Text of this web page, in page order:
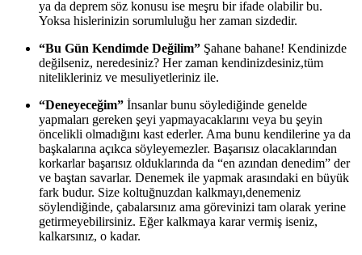
ya da deprem söz konusu ise meşru bir ifade olabilir bu.
Yoksa hislerinizin sorumluluğu her zaman sizdedir.
“Bu Gün Kendimde Değilim” Şahane bahane! Kendinizde
değilseniz, neredesiniz? Her zaman kendinizdesiniz,tüm
nitelikleriniz ve mesuliyetleriniz ile.
“Deneyeceğim” İnsanlar bunu söylediğinde genelde
yapmaları gereken şeyi yapmayacaklarını veya bu şeyin
öncelikli olmadığını kast ederler. Ama bunu kendilerine ya da
başkalarına açıkca söyleyemezler. Başarısız olacaklarından
korkarlar başarısız olduklarında da “en azından denedim” der
ve baştan savarlar. Denemek ile yapmak arasındaki en büyük
fark budur. Size koltuğnuzdan kalkmayı,denemeniz
söylendiğinde, çabalarsınız ama görevinizi tam olarak yerine
getirmeyebilirsiniz. Eğer kalkmaya karar vermiş iseniz,
kalkarsınız, o kadar.